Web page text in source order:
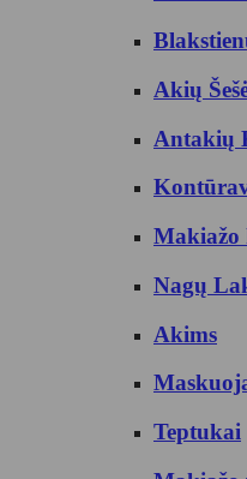
Akių
Antakių
Makiažo
Nagų
Akims
Teptukai